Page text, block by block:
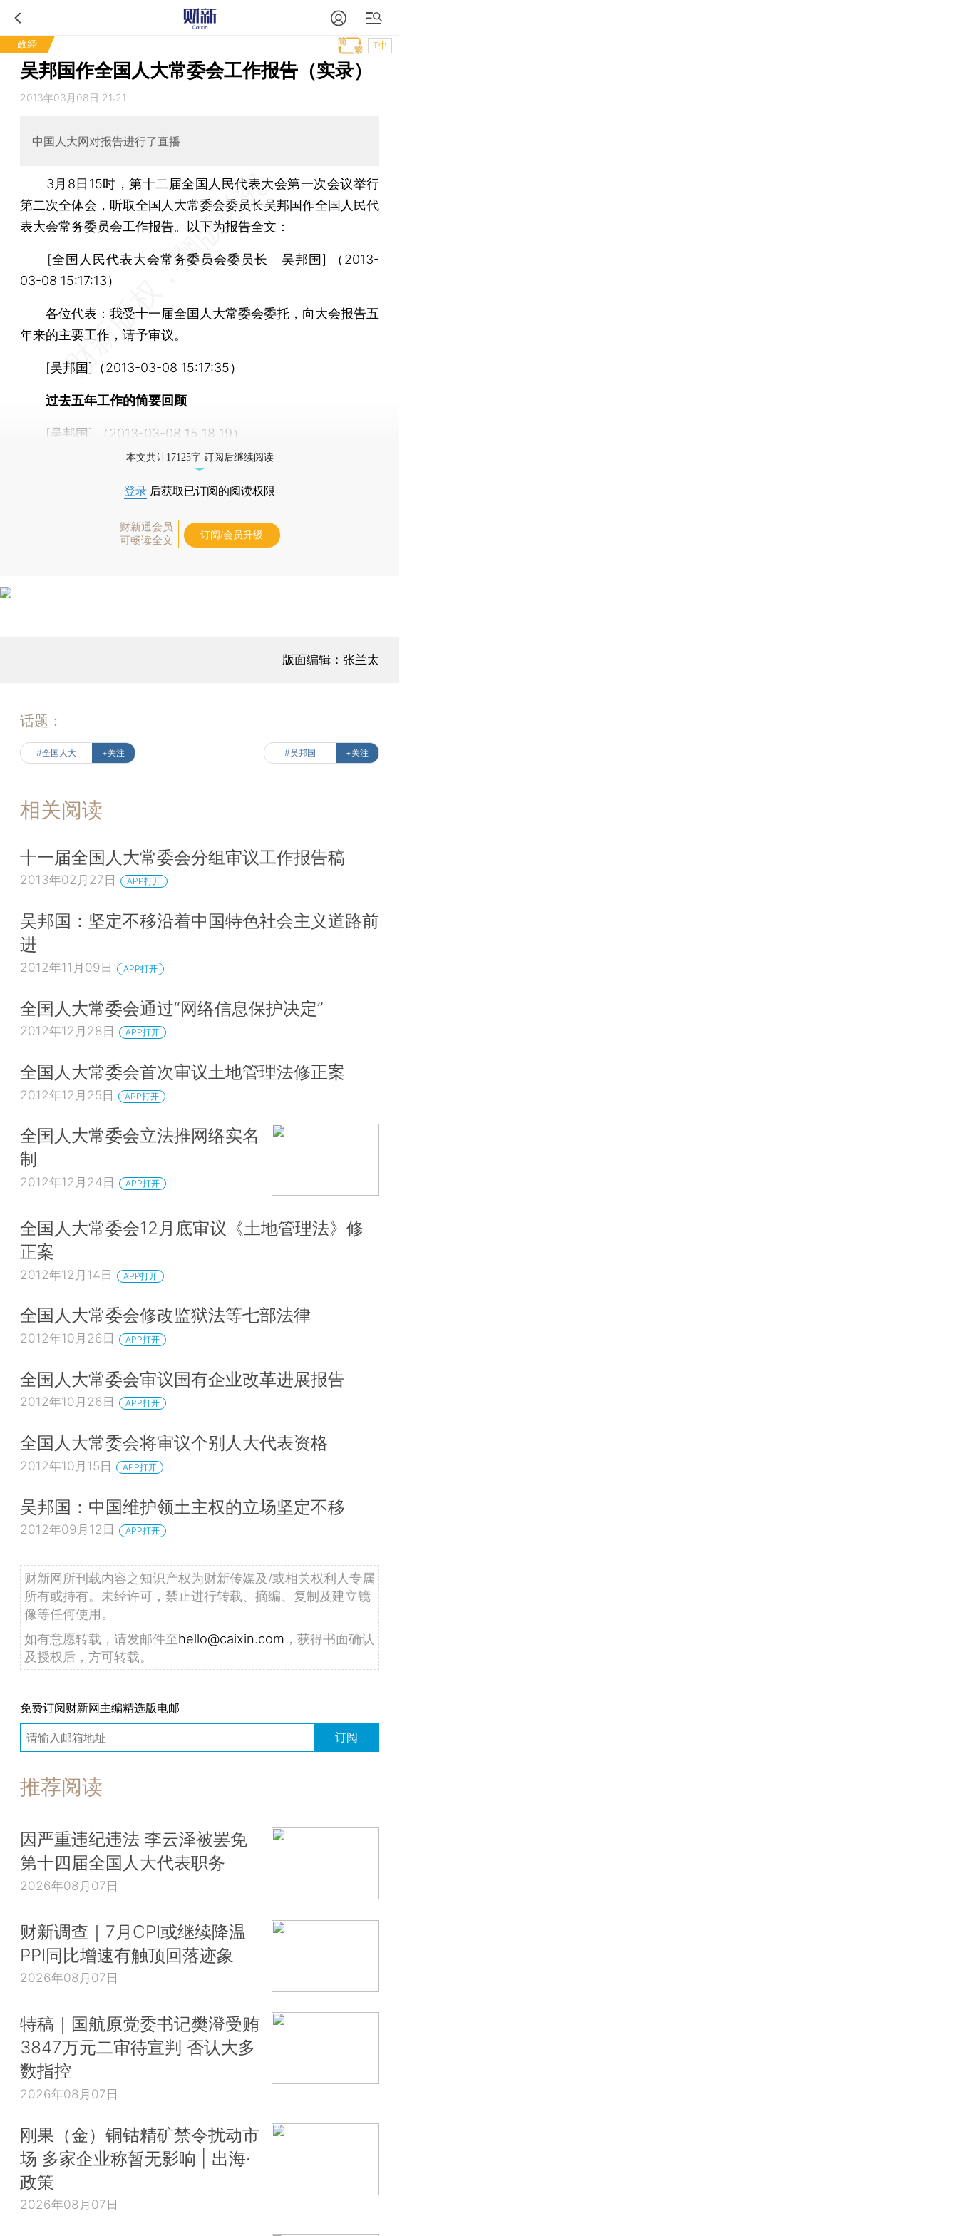
政经 T中
吴邦国作全国人大常委会工作报告（实录）
2013年03月08日 21:21
中国人大网对报告进行了直播
3月8日15时，第十二届全国人民代表大会第一次会议举行
第二次全体会，听取全国人大常委会委员长吴邦国作全国人民代
表大会常务委员会工作报告。以下为报告全文：
[全国人民代表大会常务委员会委员长 吴邦国] （2013-
03-08 15:17:13）
各位代表：我受十一届全国人大常委会委托，向大会报告五
年来的主要工作，请予审议。
[吴邦国]（2013-03-08 15:17:35）
过去五年工作的简要回顾
[吴邦国] （2013-03-08 15:18:19）
本文共计17125字 订阅后继续阅读
登录 后获取已订阅的阅读权限
财新通会员
可畅读全文
订阅/会员升级
版面编辑：张兰太
话题：
#全国人大 +关注 #吴邦国 +关注
相关阅读
十一届全国人大常委会分组审议工作报告稿
2013年02月27日 APP打开
吴邦国：坚定不移沿着中国特色社会主义道路前
进
2012年11月09日 APP打开
全国人大常委会通过“网络信息保护决定”
2012年12月28日 APP打开
全国人大常委会首次审议土地管理法修正案
2012年12月25日 APP打开
全国人大常委会立法推网络实名
制
2012年12月24日 APP打开
全国人大常委会12月底审议《土地管理法》修
正案
2012年12月14日 APP打开
全国人大常委会修改监狱法等七部法律
2012年10月26日 APP打开
全国人大常委会审议国有企业改革进展报告
2012年10月26日 APP打开
全国人大常委会将审议个别人大代表资格
2012年10月15日 APP打开
吴邦国：中国维护领土主权的立场坚定不移
2012年09月12日 APP打开
财新网所刊载内容之知识产权为财新传媒及/或相关权利人专属
所有或持有。未经许可，禁止进行转载、摘编、复制及建立镜
像等任何使用。
如有意愿转载，请发邮件至hello@caixin.com ，获得书面确认
及授权后，方可转载。
免费订阅财新网主编精选版电邮
订阅
推荐阅读
因严重违纪违法 李云泽被罢免
第十四届全国人大代表职务
2026年08月07日
财新调查｜7月CPI或继续降温
PPI同比增速有触顶回落迹象
2026年08月07日
特稿｜国航原党委书记樊澄受贿
3847万元二审待宣判 否认大多
数指控
2026年08月07日
刚果（金）铜钴精矿禁令扰动市
场 多家企业称暂无影响 | 出海·
政策
2026年08月07日